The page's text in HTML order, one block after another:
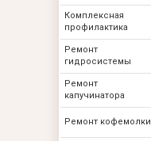
Комплексная
профилактика
Ремонт
гидросистемы
Ремонт
капучинатора
Ремонт кофемолки